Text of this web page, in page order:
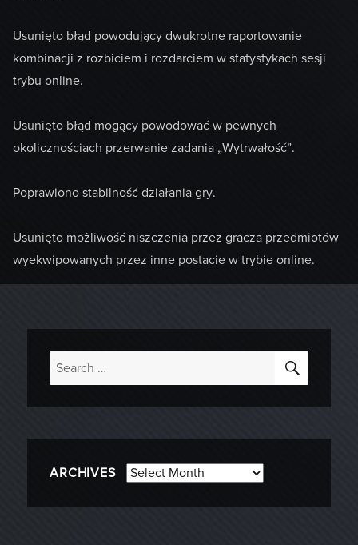
Usunięto błąd powodujący dwukrotne raportowanie
kombinacji z rozbiciem i rozdarciem w statystykach sesji
trybu online.
Usunięto błąd mogący powodować w pewnych
okolicznościach przerwanie zadania „Wytrwałość”.
Poprawiono stabilność działania gry.
Usunięto możliwość niszczenia przez gracza przedmiotów
wyekwipowanych przez inne postacie w trybie online.
Search
for:
ARCHIVES Archives